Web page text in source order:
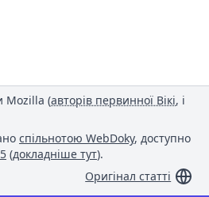
Mozilla (авторів первинної Вікі, і
спільнотою WebDoky, доступно
(докладніше тут).
Оригінал статті